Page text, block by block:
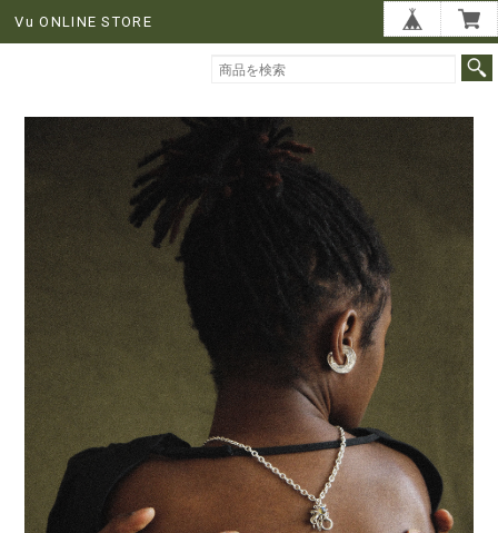
Vu ONLINE STORE